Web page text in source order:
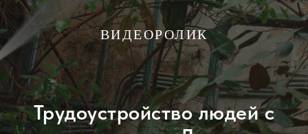
ВИДЕОРОЛИК
Трудоустройство людей с